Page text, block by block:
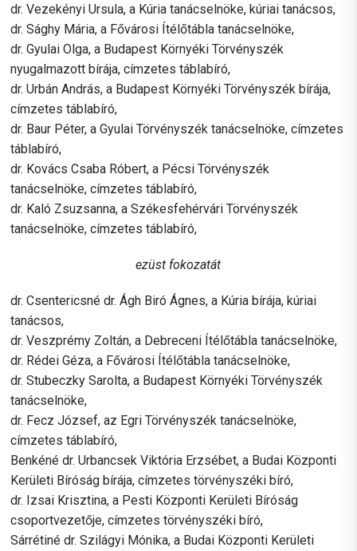
dr. Vezekényi Ursula, a Kúria tanácselnöke, kúriai tanácsos,
dr. Sághy Mária, a Fővárosi Ítélőtábla tanácselnöke,
dr. Gyulai Olga, a Budapest Környéki Törvényszék
nyugalmazott bírája, címzetes táblabíró,
dr. Urbán András, a Budapest Környéki Törvényszék bírája,
címzetes táblabíró,
dr. Baur Péter, a Gyulai Törvényszék tanácselnöke, címzetes
táblabíró,
dr. Kovács Csaba Róbert, a Pécsi Törvényszék
tanácselnöke, címzetes táblabíró,
dr. Kaló Zsuzsanna, a Székesfehérvári Törvényszék
tanácselnöke, címzetes táblabíró,
ezüst fokozatát
dr. Csentericsné dr. Ágh Biró Ágnes, a Kúria bírája, kúriai
tanácsos,
dr. Veszprémy Zoltán, a Debreceni Ítélőtábla tanácselnöke,
dr. Rédei Géza, a Fővárosi Ítélőtábla tanácselnöke,
dr. Stubeczky Sarolta, a Budapest Környéki Törvényszék
tanácselnöke,
dr. Fecz József, az Egri Törvényszék tanácselnöke,
címzetes táblabíró,
Benkéné dr. Urbancsek Viktória Erzsébet, a Budai Központi
Kerületi Bíróság bírája, címzetes törvényszéki bíró,
dr. Izsai Krisztina, a Pesti Központi Kerületi Bíróság
csoportvezetője, címzetes törvényszéki bíró,
Sárrétiné dr. Szilágyi Mónika, a Budai Központi Kerületi